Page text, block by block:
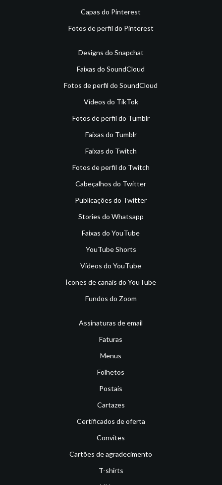
Capas do Pinterest
Fotos de perfil do Pinterest
Designs do Snapchat
Faixas do SoundCloud
Fotos de perfil do SoundCloud
Vídeos do TikTok
Fotos de perfil do Tumblr
Faixas do Tumblr
Faixas do Twitch
Fotos de perfil do Twitch
Cabeçalhos do Twitter
Publicações do Twitter
Stories do Whatsapp
Faixas do YouTube
YouTube Shorts
Vídeos do YouTube
Ícones de canais do YouTube
Fundos do Zoom
Assinaturas de email
Faturas
Menus
Folhetos
Postais
Cartazes
Certificados de oferta
Convites
Cartões de agradecimento
T-shirts